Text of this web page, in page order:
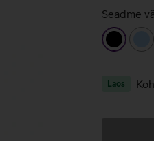
Seadme
must
Laos